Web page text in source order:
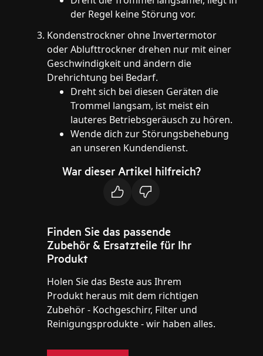
der Regel keine Störung vor.
Kondenstrockner ohne Invertermotor
oder Ablufttrockner drehen nur mit einer
Geschwindigkeit und ändern die
Drehrichtung bei Bedarf.
Dreht sich bei diesen Geräten die
Trommel langsam, ist meist ein
lauteres Betriebsgeräusch zu hören.
Wende dich zur Störungsbehebung
an unseren Kundendienst.
War dieser Artikel hilfreich?
Finden Sie das passende
Zubehör & Ersatzteile für Ihr
Produkt
Holen Sie das Beste aus Ihrem
Produkt heraus mit dem richtigen
Zubehör - Kochgeschirr, Filter und
Reinigungsprodukte - wir haben alles.